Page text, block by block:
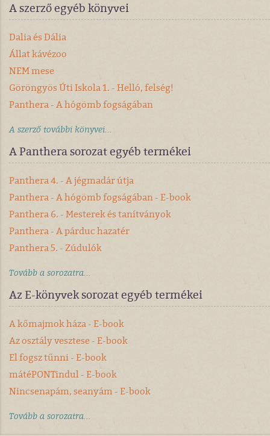
A szerző egyéb könyvei
Dalia és Dália
Állat kávézoo
NEM mese
Göröngyös Úti Iskola 1. - Helló, felség!
Panthera - A hógömb fogságában
A szerző további könyvei...
A Panthera sorozat egyéb termékei
Panthera 4. - A jégmadár útja
Panthera - A hógömb fogságában - E-book
Panthera 6. - Mesterek és tanítványok
Panthera - A párduc hazatér
Panthera 5. - Zúdulók
Tovább a sorozatra...
Az E-könyvek sorozat egyéb termékei
A kőmajmok háza - E-book
Az osztály vesztese - E-book
El fogsz tűnni - E-book
mátéPONTindul - E-book
Nincsenapám, seanyám - E-book
Tovább a sorozatra...